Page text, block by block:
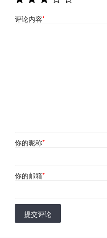
评论内容*
你的昵称*
你的邮箱*
提交评论